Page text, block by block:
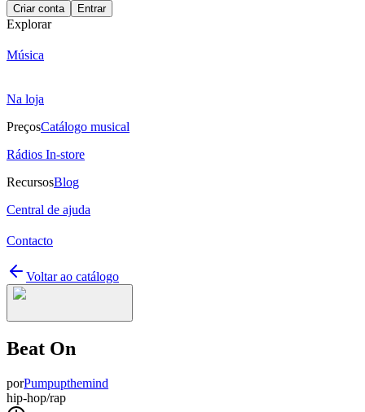
Criar conta Entrar
Explorar
Música
Na loja
PreçosCatálogo musical
Rádios In-store
RecursosBlog
Central de ajuda
Contacto
Voltar ao catálogo
Beat On
porPumpupthemind
hip-hop/rap